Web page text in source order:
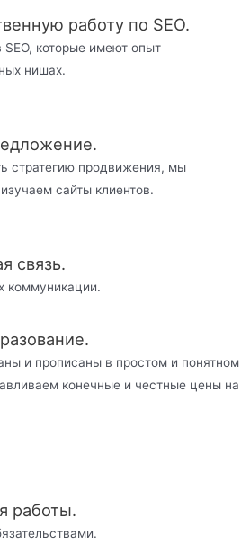
работу по SEO.
которые имеют опыт
нишах.
стратегию продвижения, мы
сайты клиентов.
связь.
коммуникации.
и прописаны в простом и понятном
конечные и честные цены на
работы.